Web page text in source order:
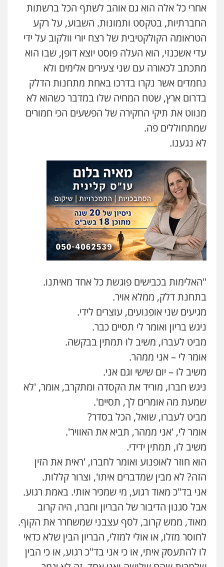
גיל דביר – משרד עורכי דין
פלילי פשיעה כלכלית צווארון לבן
0506217771
סלימאן אבו שעירה – משרד עורכי דין
פלילי בטחוני צבאי נזיקין
0547780927
עו"ד אסף גונן
פלילי
גל דהן – משרד עורך דין פלילי
פלילי פשיעה חמורה סמים מעצרים
וחקירות
0544723840
עו"ד ראוף נג'אר
פלילי עורכי דין לענייני אסירים מעצרים
סמים רכוש
דוד אפרים משרד עורכי דין
פלילי צווארון לבן מס הכנסה
0506209859
עדי כרמלי – חברת עו"ד
0525060666
גיא זהבי משרד עורכי דין
פלילי משפחה
503456449
עו"ד איהאב ג'לג'ולי
פלילי מעצרים וחקירות עורכי דין לענייני
0505216700
אייל בן שושן, עורך דין פלילי
פלילי מעצרים וחקירות פשיעה חמורה
נוער רישום פלילי
0522763105
אחרי כל אלה הוא גם אוהב לשתף הכל ברשתות
החברתיות, בטקסט ותמונות. השבוע, על רקע
הטראומה הקולקטיבית של רצח יורי וולקוב על ידי
עדי אשכנזי, הוא העלה פוסט יוצא דופן, שבו הוא
מתכתב לכאורה עם שני צעירים אלימים ולא
נחמדים אשר נקרו בדרכו באחת מתחנות הדלק
בדרום ארץ, שטח המחיה שלו במדבר כשהוא לא
מנווט את תיקי החקירה של הפשעים הכי חמורים
שמתחוללים פה.
לא נגענו.
"האלימות בכבישים פוגשת כל אחד מאיתנו.
בתחנת דלק, ממלא אויר.
מגיעים שני אופנועים, עוצרים לידי.
ניגש בריון ואומר לי תסיים כבר.
מביט לעברו, משיב לו תמתין בבקשה.
אומר לי – אני ממהר.
משיב לו – יום שישי וגם אני.
ניגש חברו, מוריד את הקסדה ומתקרב, אומר, 'לא
שמעת מה אומרים לך, תסיים'.
מביט לעברו, שואל, הכל בסדר?
אומר לי, 'אני ממהר, תביא את האוויר'.
משיב לו, תמתין ידידי.
הוא חוזר לאופנוע ואומר לחברו, 'ראית את הזין
הזה? לא מבין שמדברים איתו', וצרור קללות.
אני בד"כ מאוד רגוע, מי שמכיר אותי. באמת רגוע.
אבל סגנון הדיבור של הבריון וחברו, היה קרוב
מאוד, ממש קרוב, לסף עצבני שמשחרר את הקוף.
לחוסר מזלו, או אולי למזלי, הבריון הבין שלא כדאי
לו להתעסק איתי, או כי אני בד"כ רגוע, או כי הבין